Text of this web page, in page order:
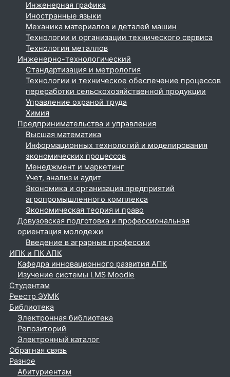
Инженерная графика
Иностранные языки
Механика материалов и деталей машин
Технологии и организации технического сервиса
Технология металлов
Инженерно-технологический
Стандартизация и метрология
Технологии и техническое обеспечение процессов
переработки сельскохозяйственной продукции
Управление охраной труда
Химия
Предпринимательства и управления
Высшая математика
Информационных технологий и моделирования
экономических процессов
Менеджмент и маркетинг
Учет, анализ и аудит
Экономика и организация предприятий
агропромышленного комплекса
Экономическая теория и право
Довузовская подготовка и профессиональная
ориентация молодежи
Введение в аграрные профессии
ИПК и ПК АПК
Кафедра инновационного развития АПК
Изучение системы LMS Moodle
Студентам
Реестр ЭУМК
Библиотека
Электронная библиотека
Репозиторий
Электронный каталог
Обратная связь
Разное
Абитуриентам